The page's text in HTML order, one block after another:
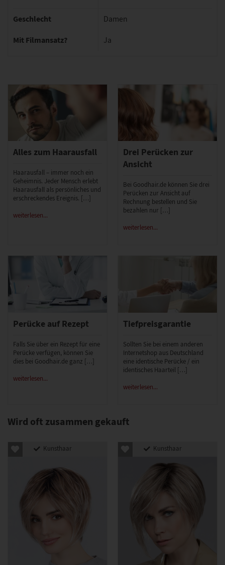
Geschlecht Damen
Mit Filmansatz? Ja
Alles zum Haarausfall
Haarausfall – immer noch ein
Geheimnis. Jeder Mensch erlebt
Haarausfall als persönliches und
erschreckendes Ereignis. […]
weiterlesen...
Drei Perücken zur
Ansicht
Bei Goodhair.de können Sie drei
Perücken zur Ansicht auf
Rechnung bestellen und Sie
bezahlen nur […]
weiterlesen...
Perücke auf Rezept
Falls Sie über ein Rezept für eine
Perücke verfügen, können Sie
dies bei Goodhair.de ganz […]
weiterlesen...
Tiefpreisgarantie
Sollten Sie bei einem anderen
Internetshop aus Deutschland
eine identische Perücke / ein
identisches Haarteil […]
weiterlesen...
Wird oft zusammen gekauft
Kunsthaar Kunsthaar